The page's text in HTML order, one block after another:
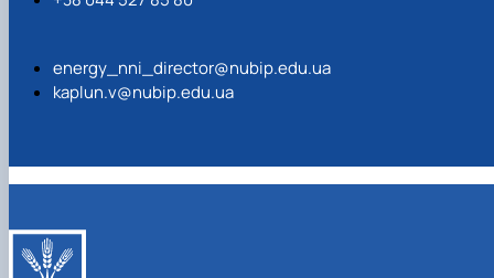
energy_nni_director@nubip.edu.ua
kaplun.v@nubip.edu.ua